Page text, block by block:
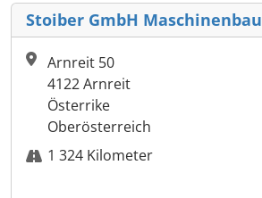
Stoiber GmbH Maschinenbau
Arnreit 50
4122 Arnreit
Österrike
Oberösterreich
1 324 Kilometer